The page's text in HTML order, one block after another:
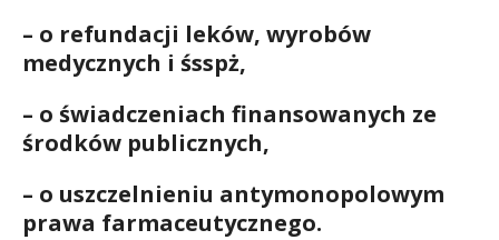
– o refundacji leków, wyrobów
medycznych i śsspż,
– o świadczeniach finansowanych ze
środków publicznych,
– o uszczelnieniu antymonopolowym
prawa farmaceutycznego.